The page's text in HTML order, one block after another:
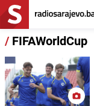
/ FIFAWorldCup